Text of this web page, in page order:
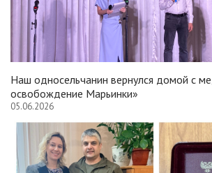
Наш односельчанин вернулся домой с
освобождение Марьинки»
05.06.2026